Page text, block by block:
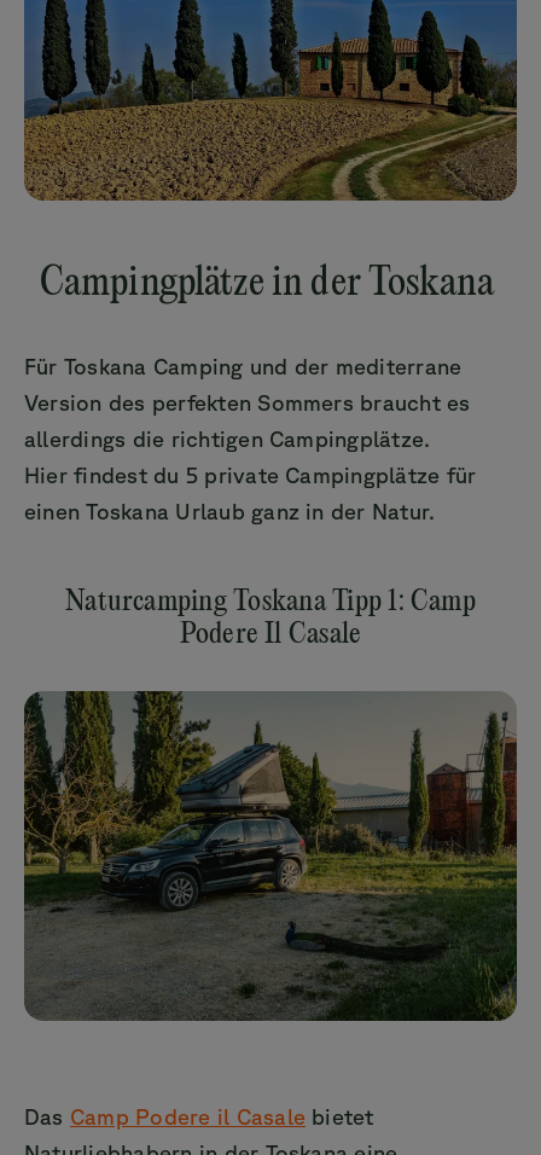
Campingplätze in der Toskana
Für Toskana Camping und der mediterrane
Version des perfekten Sommers braucht es
allerdings die richtigen Campingplätze.
Hier findest du 5 private Campingplätze für
einen Toskana Urlaub ganz in der Natur.
Naturcamping Toskana Tipp 1: Camp
Podere Il Casale
Das Camp Podere il Casale bietet